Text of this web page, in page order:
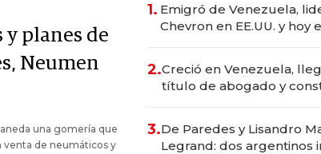
planes de
Neumen
una gomería que
venta de neumáticos y
1. Emigró de Venezuela,
Chevron en EE.UU. y hoy
2.Creció en Venezuela,
título de abogado y
3.De Paredes y Lisandro
Legrand: dos argentinos